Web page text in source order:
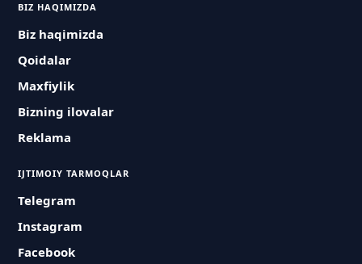
BIZ HAQIMIZDA
Biz haqimizda
Qoidalar
Maxfiylik
Bizning ilovalar
Reklama
IJTIMOIY TARMOQLAR
Telegram
Instagram
Facebook